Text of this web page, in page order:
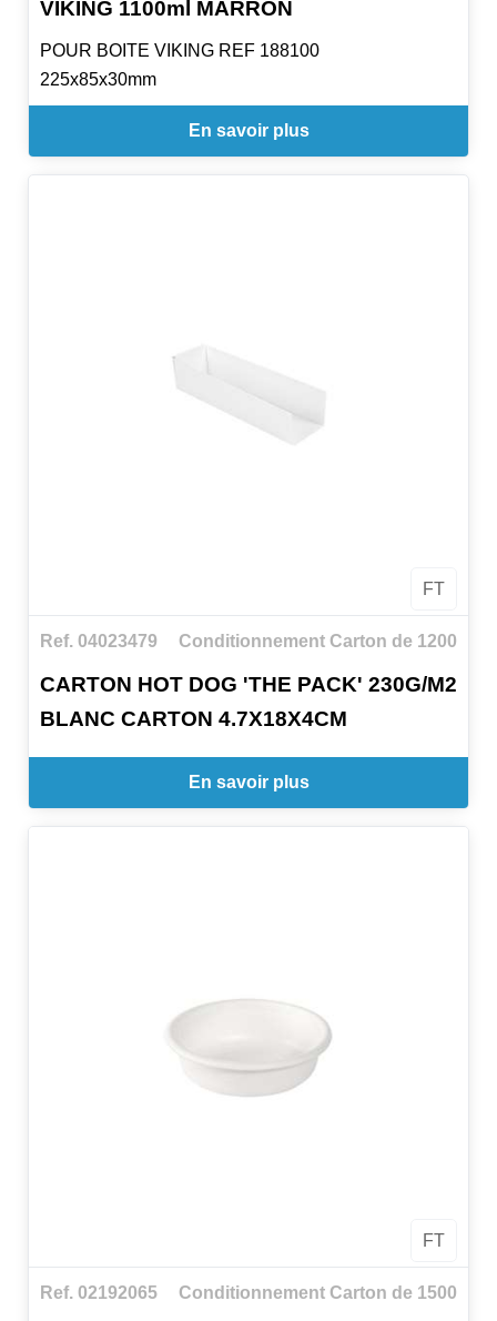
VIKING 1100ml MARRON
POUR BOITE VIKING REF 188100
225x85x30mm
En savoir plus
FT
Ref. 04023479 Conditionnement Carton de 1200
CARTON HOT DOG 'THE PACK' 230G/M2
BLANC CARTON 4.7X18X4CM
En savoir plus
FT
Ref. 02192065 Conditionnement Carton de 1500